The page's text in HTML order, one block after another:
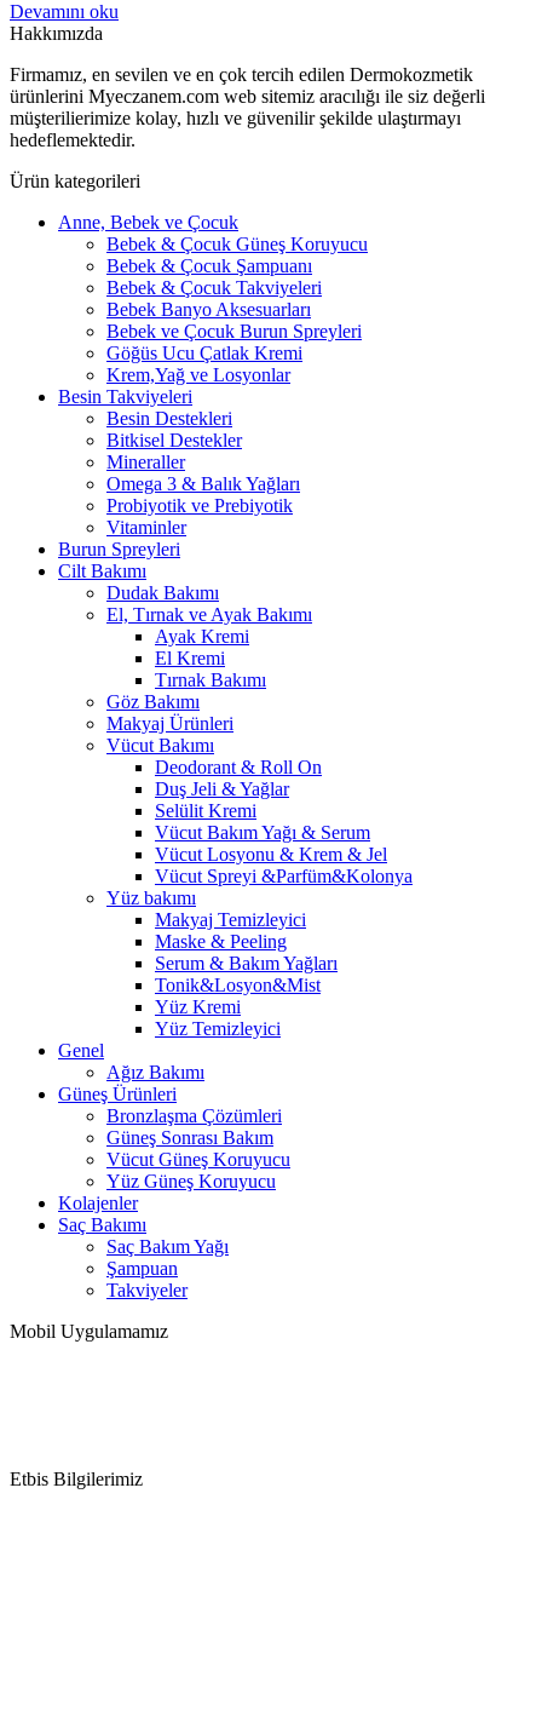
Devamını oku
Hakkımızda
Firmamız, en sevilen ve en çok tercih edilen Dermokozmetik
ürünlerini Myeczanem.com web sitemiz aracılığı ile siz değerli
müşterilierimize kolay, hızlı ve güvenilir şekilde ulaştırmayı
hedeflemektedir.
Ürün kategorileri
Anne, Bebek ve Çocuk
Bebek & Çocuk Güneş Koruyucu
Bebek & Çocuk Şampuanı
Bebek & Çocuk Takviyeleri
Bebek Banyo Aksesuarları
Bebek ve Çocuk Burun Spreyleri
Göğüs Ucu Çatlak Kremi
Krem,Yağ ve Losyonlar
Besin Takviyeleri
Besin Destekleri
Bitkisel Destekler
Mineraller
Omega 3 & Balık Yağları
Probiyotik ve Prebiyotik
Vitaminler
Burun Spreyleri
Cilt Bakımı
Dudak Bakımı
El, Tırnak ve Ayak Bakımı
Ayak Kremi
El Kremi
Tırnak Bakımı
Göz Bakımı
Makyaj Ürünleri
Vücut Bakımı
Deodorant & Roll On
Duş Jeli & Yağlar
Selülit Kremi
Vücut Bakım Yağı & Serum
Vücut Losyonu & Krem & Jel
Vücut Spreyi &Parfüm&Kolonya
Yüz bakımı
Makyaj Temizleyici
Maske & Peeling
Serum & Bakım Yağları
Tonik&Losyon&Mist
Yüz Kremi
Yüz Temizleyici
Genel
Ağız Bakımı
Güneş Ürünleri
Bronzlaşma Çözümleri
Güneş Sonrası Bakım
Vücut Güneş Koruyucu
Yüz Güneş Koruyucu
Kolajenler
Saç Bakımı
Saç Bakım Yağı
Şampuan
Takviyeler
Mobil Uygulamamız
Etbis Bilgilerimiz